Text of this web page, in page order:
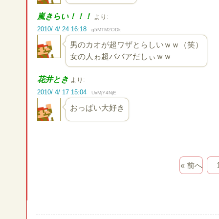
嵐きらい！！！ より:
2010/ 4/ 24 16:18
g5MTM2ODk
男のカオが超ワザとらしいｗｗ（笑）
女の人ゎ超ババアだしぃｗｗ
花井とき より:
2010/ 4/ 17 15:04
UxMjY4NjE
おっぱい大好き
« 前へ